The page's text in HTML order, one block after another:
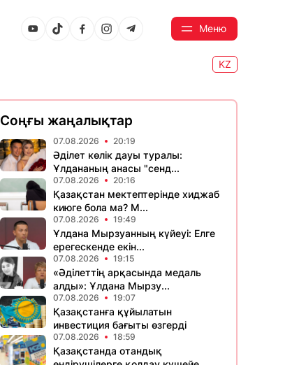
Меню
KZ
Соңғы жаңалықтар
07.08.2026 20:19
Әділет көлік дауы туралы:
Ұлдананың анасы "сенд...
07.08.2026 20:16
Қазақстан мектептерінде хиджаб
киюге бола ма? М...
07.08.2026 19:49
Ұлдана Мырзуанның күйеуі: Елге
ерегескенде екін...
07.08.2026 19:15
«Әділеттің арқасында медаль
алды»: Ұлдана Мырзу...
07.08.2026 19:07
Қазақстанға құйылатын
инвестиция бағыты өзгерді
07.08.2026 18:59
Қазақстанда отандық